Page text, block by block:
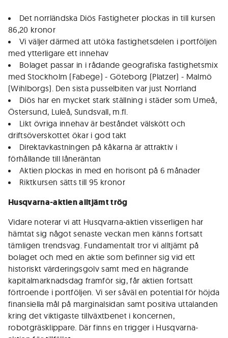
Det norrländska Diös Fastigheter plockas in till kursen
86,20 kronor
Vi väljer därmed att utöka fastighetsdelen i portföljen
med ytterligare ett innehav
Bolaget passar in i rådande geografiska fastighetsmix
med Stockholm (Fabege) - Göteborg (Platzer) - Malmö
(Wihlborgs). Den sista pusselbiten var just Norrland
Diös har en mycket stark ställning i städer som Umeå,
Östersund, Luleå, Sundsvall, m.fl.
Likt övriga innehav är beståndet välskött och
driftsöverskottet ökar i god takt
Direktavkastningen på kåkarna är attraktiv i
förhållande till låneräntan
Aktien plockas in med en horisont på 6 månader
Riktkursen sätts till 95 kronor
Husqvarna-aktien alltjämt trög
Vidare noterar vi att Husqvarna-aktien visserligen har
hämtat sig något senaste veckan men känns fortsatt
tämligen trendsvag. Fundamentalt tror vi alltjämt på
bolaget och med en aktie som befinner sig vid ett
historiskt värderingsgolv samt med en hägrande
kapitalmarknadsdag framför sig, får aktien fortsatt
förtroende i portföljen. Vi ser såväl en potential för höjda
finansiella mål på marginalsidan samt positiva uttalanden
kring det viktigaste tillväxtbenet i koncernen,
robotgräsklippare. Där finns en trigger i Husqvarna-